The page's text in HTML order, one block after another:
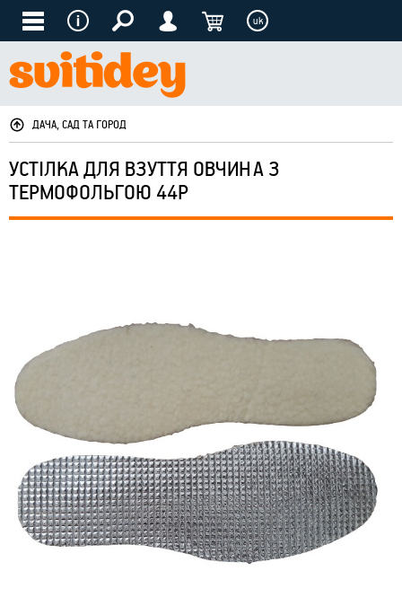
uk
ДАЧА, САД ТА ГОРОД
УСТІЛКА ДЛЯ ВЗУТТЯ ОВЧИНА З
ТЕРМОФОЛЬГОЮ 44Р